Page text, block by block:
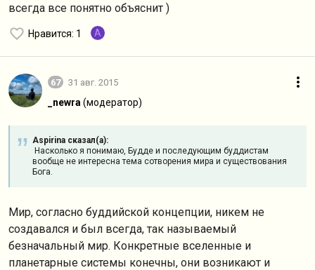
всегда все понятно объяснит )
Нравится: 1 A
67 31 авг. 2015
_newra (модератор)
Aspirina сказал(а):
Насколько я понимаю, Будде и последующим буддистам
вообще не интересна тема сотворения мира и существования
Бога.
Мир, согласно буддийской концепции, никем не
создавался и был всегда, так называемый
безначальный мир. Конкретные вселенные и
планетарные системы конечны, они возникают и